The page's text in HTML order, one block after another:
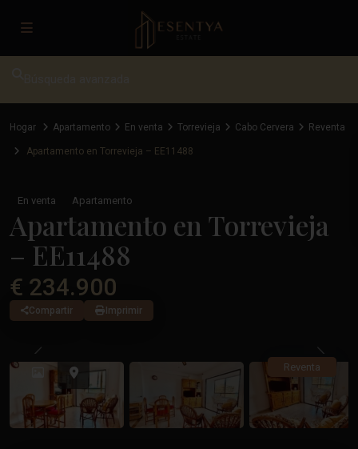
Hogar Apartamento En venta Torrevieja Cabo Cervera Reventa
Apartamento en Torrevieja – EE11488
En venta Apartamento
Apartamento en Torrevieja
– EE11488
€ 234.900
Compartir Imprimir
Reventa
Anterior